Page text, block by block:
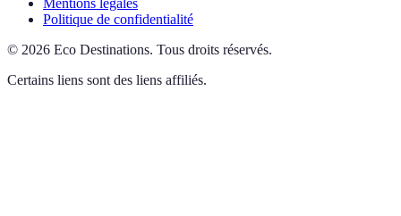
Mentions légales
Politique de confidentialité
© 2026 Eco Destinations. Tous droits réservés.
Certains liens sont des liens affiliés.